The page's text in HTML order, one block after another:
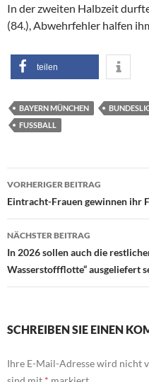
In der zweiten Halbzeit
(84.), Abwehrfehler halfen
teilen
BAYERN MÜNCHEN
FUSSBALL
VORHERIGER BEITRAG
Eintracht-Frauen gewinnen ihr
NÄCHSTER BEITRAG
In 2026 sollen auch die
Wasserstoffflotte“ ausgeliefert
SCHREIBEN SIE EINEN
Ihre E-Mail-Adresse wird nicht